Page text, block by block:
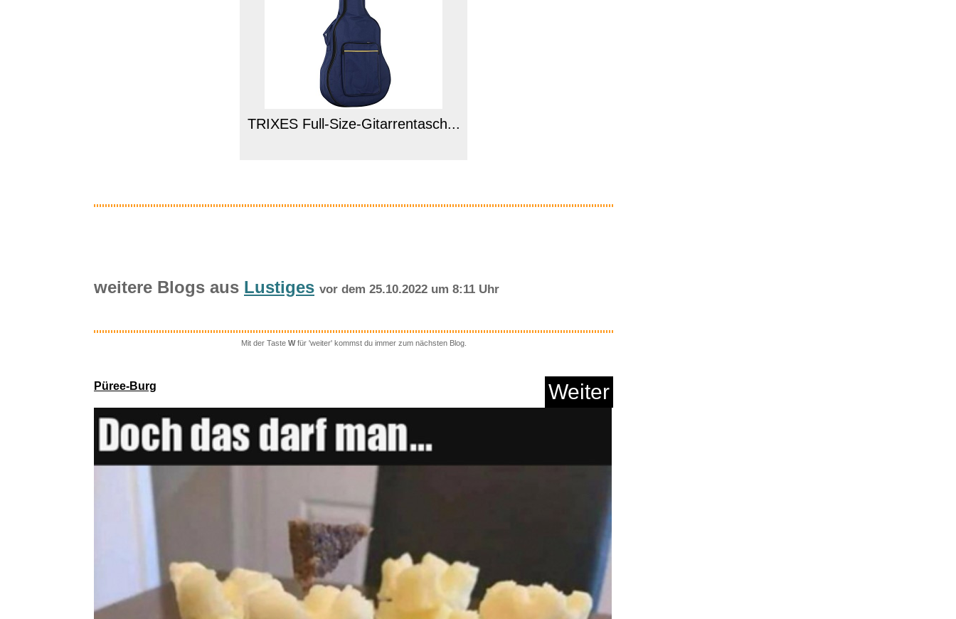
TRIXES Full-Size-Gitarrentasch...
TAPE...
weitere Blogs aus Lustiges vor dem 25.10.2022 um 8:11 Uhr
Mit der Taste Wfür 'weiter' kommst du immer zum nächsten Blog.
Püree-Burg Weiter